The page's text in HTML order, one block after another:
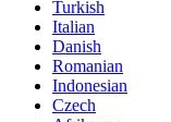
Turkish
Italian
Danish
Romanian
Indonesian
Czech